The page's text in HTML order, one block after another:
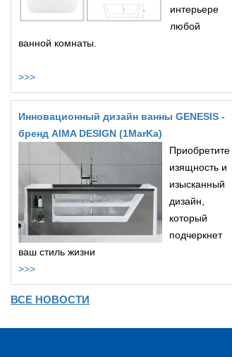
интерьере
любой
ванной комнаты.
>>>
Инновационный дизайн ванны GENESIS -
бренд AIMA DESIGN (1MarKa)
Приобретите
изящность и
изысканный
дизайн,
который
подчеркнет
ваш стиль жизни
>>>
ВСЕ НОВОСТИ